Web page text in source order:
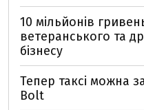
10 мільйонів
ветеранського та
бізнесу
Тепер таксі можна
Bolt